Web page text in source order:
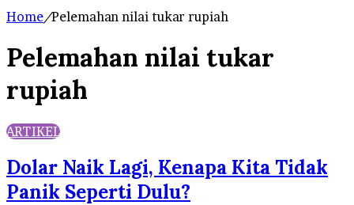
Home/Pelemahan nilai tukar rupiah
Pelemahan nilai tukar
rupiah
ARTIKEL
Dolar Naik Lagi, Kenapa Kita Tidak
Panik Seperti Dulu?